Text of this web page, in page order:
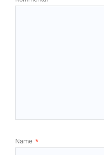
Name *